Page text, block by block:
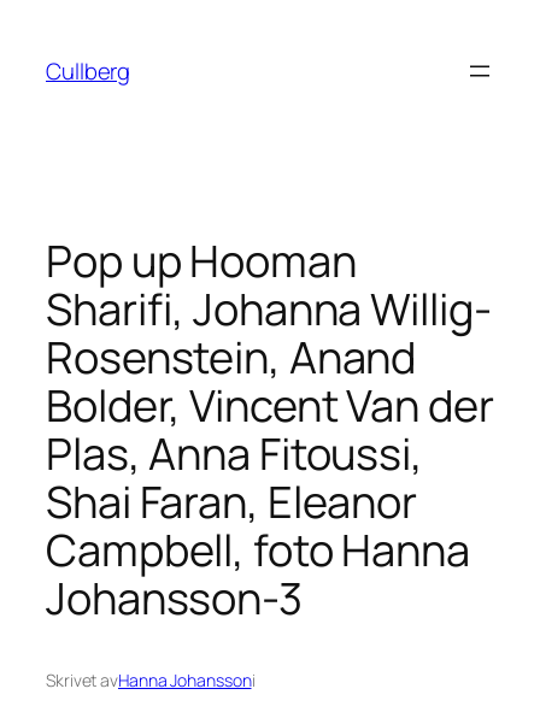
innehåll
Cullberg
Pop up Hooman
Sharifi, Johanna Willig-
Rosenstein, Anand
Bolder, Vincent Van der
Plas, Anna Fitoussi,
Shai Faran, Eleanor
Campbell, foto Hanna
Johansson-3
Skrivet avHanna Johanssoni